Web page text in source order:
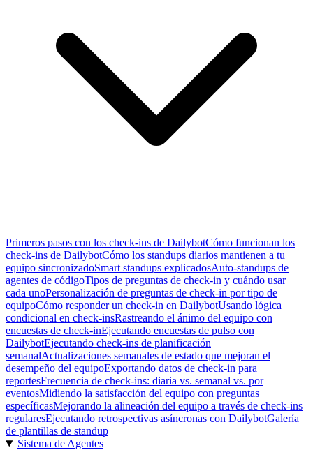
Primeros pasos con los check-ins de DailybotCómo funcionan los
check-ins de DailybotCómo los standups diarios mantienen a tu
equipo sincronizadoSmart standups explicadosAuto-standups de
agentes de códigoTipos de preguntas de check-in y cuándo usar
cada unoPersonalización de preguntas de check-in por tipo de
equipoCómo responder un check-in en DailybotUsando lógica
condicional en check-insRastreando el ánimo del equipo con
encuestas de check-inEjecutando encuestas de pulso con
DailybotEjecutando check-ins de planificación
semanalActualizaciones semanales de estado que mejoran el
desempeño del equipoExportando datos de check-in para
reportesFrecuencia de check-ins: diaria vs. semanal vs. por
eventosMidiendo la satisfacción del equipo con preguntas
específicasMejorando la alineación del equipo a través de check-ins
regularesEjecutando retrospectivas asíncronas con DailybotGalería
de plantillas de standup
Sistema de Agentes